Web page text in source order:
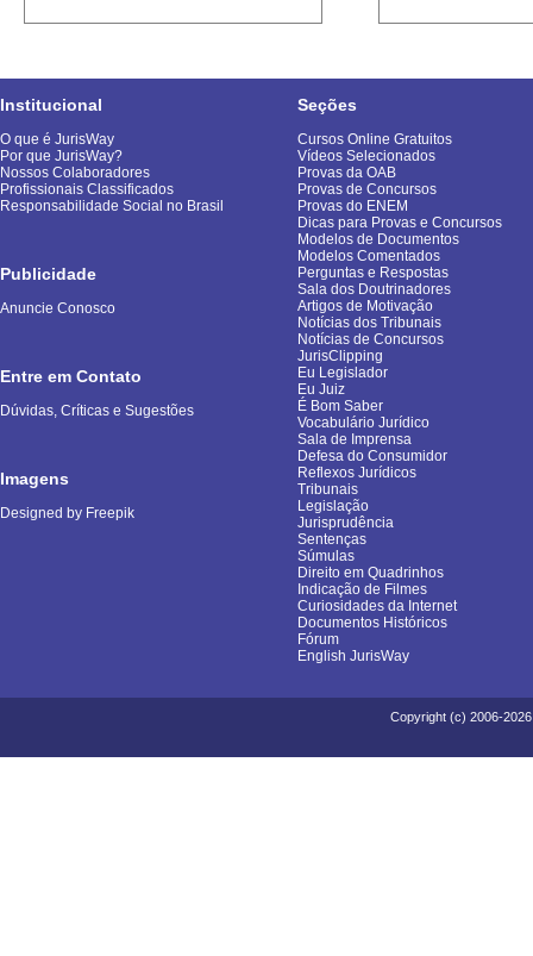
Institucional
O que é JurisWay
Por que JurisWay?
Nossos Colaboradores
Profissionais Classificados
Responsabilidade Social no Brasil
Publicidade
Anuncie Conosco
Entre em Contato
Dúvidas, Críticas e Sugestões
Imagens
Designed by Freepik
Seções
Cursos Online Gratuitos
Vídeos Selecionados
Provas da OAB
Provas de Concursos
Provas do ENEM
Dicas para Provas e Concursos
Modelos de Documentos
Modelos Comentados
Perguntas e Respostas
Sala dos Doutrinadores
Artigos de Motivação
Notícias dos Tribunais
Notícias de Concursos
JurisClipping
Eu Legislador
Eu Juiz
É Bom Saber
Vocabulário Jurídico
Sala de Imprensa
Defesa do Consumidor
Reflexos Jurídicos
Tribunais
Legislação
Jurisprudência
Sentenças
Súmulas
Direito em Quadrinhos
Indicação de Filmes
Curiosidades da Internet
Documentos Históricos
Fórum
English JurisWay
Copyright (c) 2006-